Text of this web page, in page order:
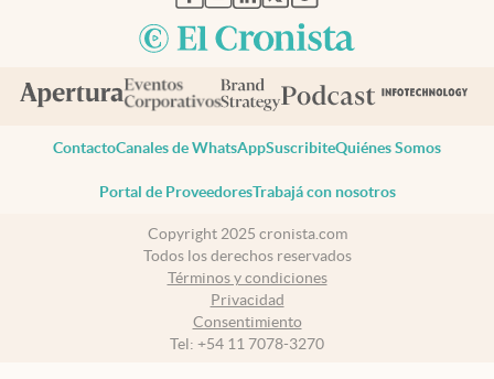
ContactoCanales de WhatsAppSuscribiteQuiénes Somos
Portal de ProveedoresTrabajá con nosotros
Copyright 2025 cronista.com
Todos los derechos reservados
Términos y condiciones
Privacidad
Consentimiento
Tel: +54 11 7078-3270